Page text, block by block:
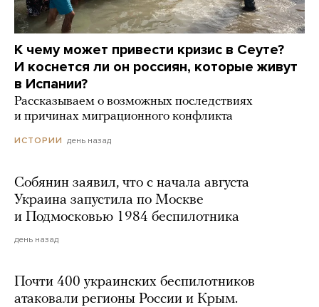
К чему может привести кризис в Сеуте?
И коснется ли он россиян, которые живут
в Испании?
Рассказываем о возможных последствиях
и причинах миграционного конфликта
ИСТОРИИ день назад
Собянин заявил, что с начала августа
Украина запустила по Москве
и Подмосковью 1984 беспилотника
день назад
Почти 400 украинских беспилотников
атаковали регионы России и Крым.